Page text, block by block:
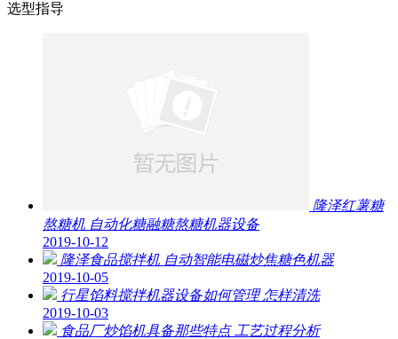
选型指导
隆泽红薯糖
熬糖机 自动化糖融糖熬糖机器设备
2019-10-12
隆泽食品搅拌机 自动智能电磁炒焦糖色机器
2019-10-05
行星馅料搅拌机器设备如何管理 怎样清洗
2019-10-03
食品厂炒馅机具备那些特点 工艺过程分析